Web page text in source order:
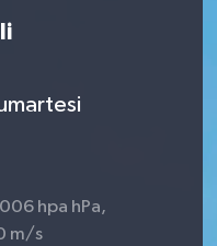
hpa hPa,
m/s